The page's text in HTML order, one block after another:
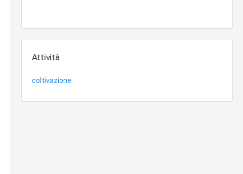
Attività
coltivazione